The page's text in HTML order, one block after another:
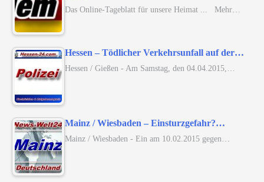
Das Online-Tageblatt für unsere Heimat ... Mehr…
Hessen – Tödlicher Verkehrsunfall auf der…
Hessen / Gießen - Am Samstag, den 04.04.2015,…
Mainz / Wiesbaden – Einsturzgefahr?…
Mainz / Wiesbaden - Ein am 10.02.2015 gegen…